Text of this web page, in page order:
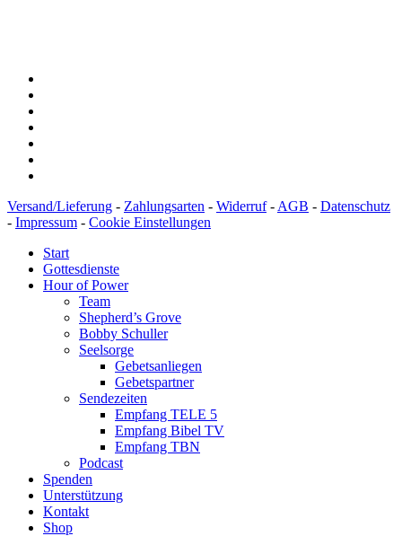
Versand/Lieferung - Zahlungsarten - Widerruf- AGB - Datenschutz
- Impressum - Cookie Einstellungen
Start
Gottesdienste
Hour of Power
Team
Shepherd’s Grove
Bobby Schuller
Seelsorge
Gebetsanliegen
Gebetspartner
Sendezeiten
Empfang TELE 5
Empfang Bibel TV
Empfang TBN
Podcast
Spenden
Unterstützung
Kontakt
Shop